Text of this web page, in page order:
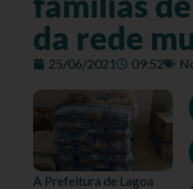
da rede
25/06/2021 09:52
A Prefeitura de Lagoa